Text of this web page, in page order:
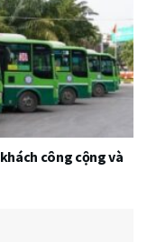
công cộng và